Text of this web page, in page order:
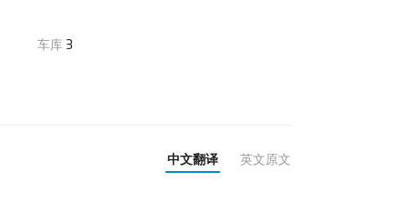
车库 3
中文翻译 英文原文